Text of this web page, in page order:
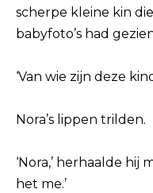
scherpe kleine kin
babyfoto’s had
‘Van wie zijn deze
Nora’s lippen trilden.
‘Nora,’ herhaalde hij
het me.’